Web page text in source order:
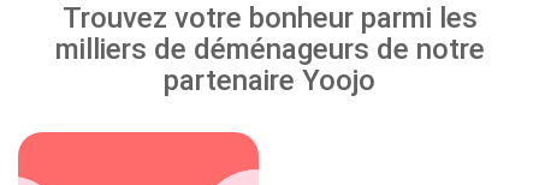
Trouvez votre bonheur parmi les
milliers de déménageurs de notre
partenaire Yoojo